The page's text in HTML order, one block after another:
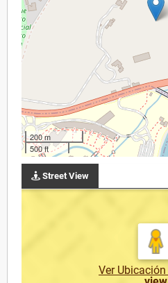
200 m
500 ft
Street View
Ver Ubicación